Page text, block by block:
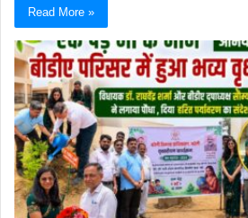
Read More »